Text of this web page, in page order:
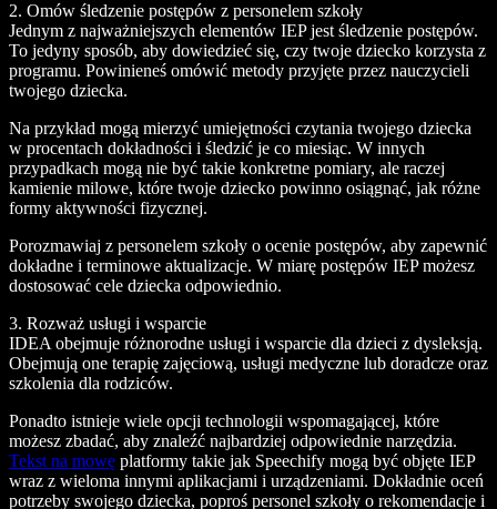
2. Omów śledzenie postępów z personelem szkoły
Jednym z najważniejszych elementów IEP jest śledzenie postępów.
To jedyny sposób, aby dowiedzieć się, czy twoje dziecko korzysta z
programu. Powinieneś omówić metody przyjęte przez nauczycieli
twojego dziecka.
Na przykład mogą mierzyć umiejętności czytania twojego dziecka
w procentach dokładności i śledzić je co miesiąc. W innych
przypadkach mogą nie być takie konkretne pomiary, ale raczej
kamienie milowe, które twoje dziecko powinno osiągnąć, jak różne
formy aktywności fizycznej.
Porozmawiaj z personelem szkoły o ocenie postępów, aby zapewnić
dokładne i terminowe aktualizacje. W miarę postępów IEP możesz
dostosować cele dziecka odpowiednio.
3. Rozważ usługi i wsparcie
IDEA obejmuje różnorodne usługi i wsparcie dla dzieci z dysleksją.
Obejmują one terapię zajęciową, usługi medyczne lub doradcze oraz
szkolenia dla rodziców.
Ponadto istnieje wiele opcji technologii wspomagającej, które
możesz zbadać, aby znaleźć najbardziej odpowiednie narzędzia.
Tekst na mowę platformy takie jak Speechify mogą być objęte IEP
wraz z wieloma innymi aplikacjami i urządzeniami. Dokładnie oceń
potrzeby swojego dziecka, poproś personel szkoły o rekomendacje i